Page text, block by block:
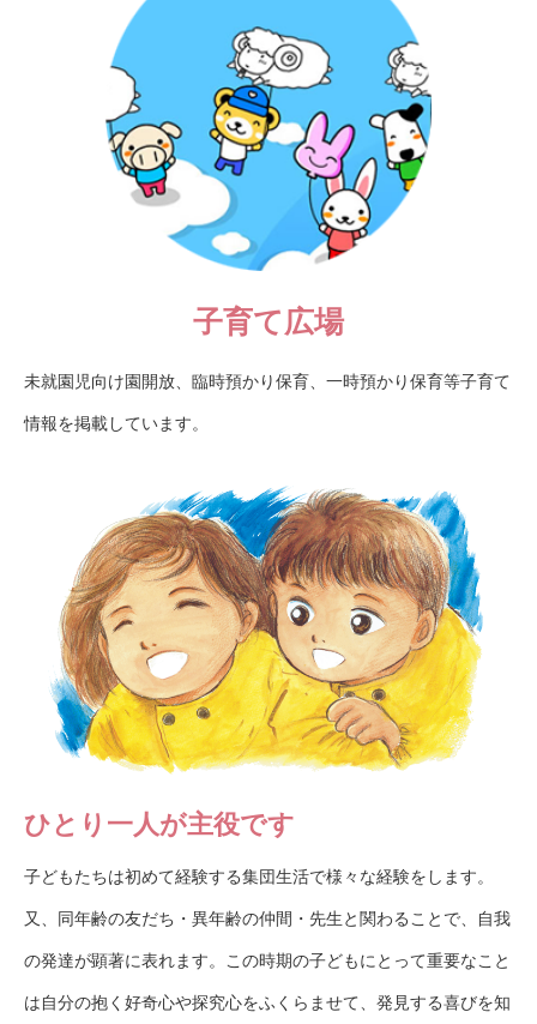
子育て広場
未就園児向け園開放、臨時預かり保育、一時預かり保育等子育て
情報を掲載しています。
ひとり一人が主役です
子どもたちは初めて経験する集団生活で様々な経験をします。
又、同年齢の友だち・異年齢の仲間・先生と関わることで、自我
の発達が顕著に表れます。この時期の子どもにとって重要なこと
は自分の抱く好奇心や探究心をふくらませて、発見する喜びを知